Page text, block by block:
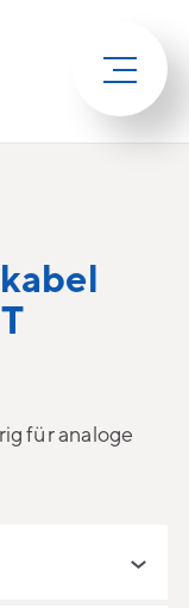
für analoge